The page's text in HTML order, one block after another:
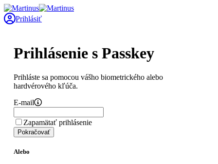
Prihlásiť
Prihlásenie s Passkey
Prihláste sa pomocou vášho biometrického alebo
hardvérového kľúča.
E-mail
Zapamätať prihlásenie
Pokračovať
Alebo